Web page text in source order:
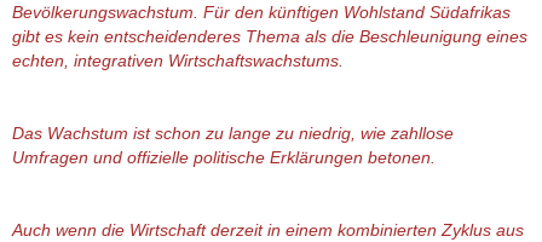
Bevölkerungswachstum. Für den künftigen Wohlstand Südafrikas
gibt es kein entscheidenderes Thema als die Beschleunigung eines
echten, integrativen Wirtschaftswachstums.
Das Wachstum ist schon zu lange zu niedrig, wie zahllose
Umfragen und offizielle politische Erklärungen betonen.
Auch wenn die Wirtschaft derzeit in einem kombinierten Zyklus aus